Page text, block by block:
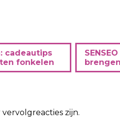
cadeautips
fonkelen
zijn.